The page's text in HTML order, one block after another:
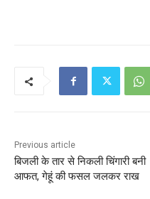
Previous article
बिजली के तार से निकली चिंगारी बनी
आफत, गेहूं की फसल जलकर राख